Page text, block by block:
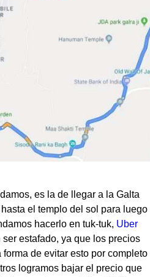
es la de llegar a la Galta
el templo del sol para luego
hacerlo en tuk-tuk, Uber
estafado, ya que los precios
de evitar esto por completo
logramos bajar el precio que